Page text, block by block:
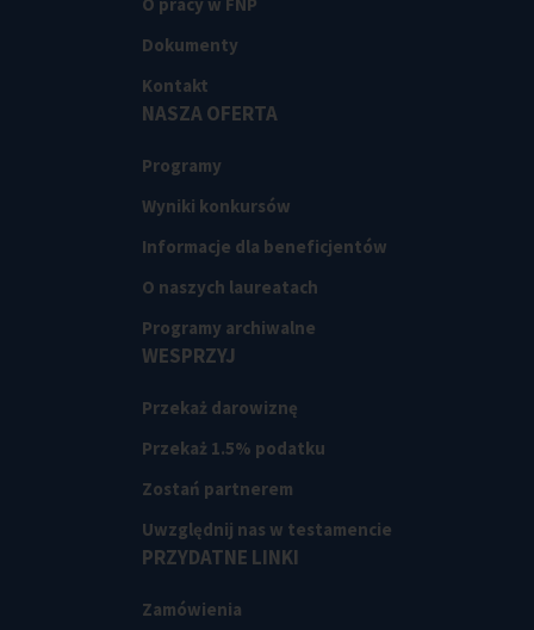
Dokumenty
Kontakt
NASZA OFERTA
Programy
Wyniki konkursów
Informacje dla beneficjentów
O naszych laureatach
Programy archiwalne
WESPRZYJ
Przekaż darowiznę
Przekaż 1.5% podatku
Zostań partnerem
Uwzględnij nas w testamencie
PRZYDATNE LINKI
Zamówienia